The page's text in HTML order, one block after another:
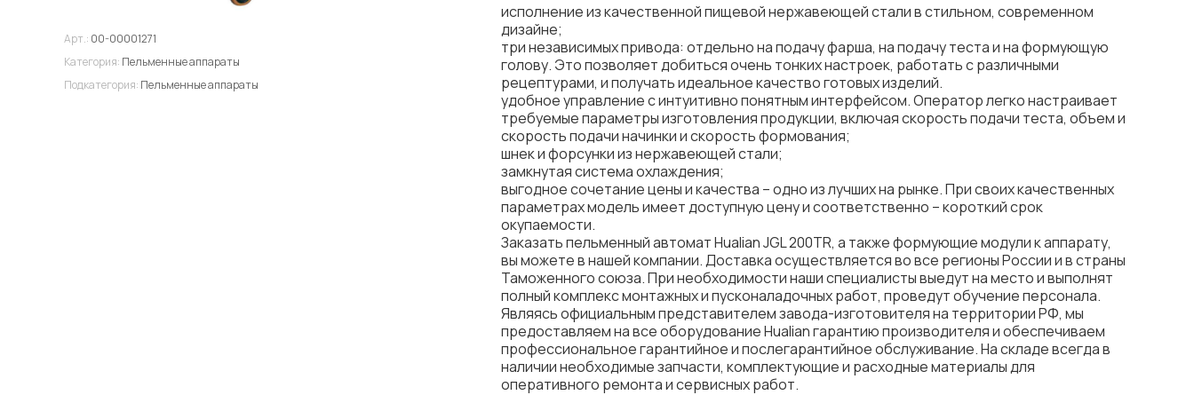
Арт.: 00-00001271
Категория: Пельменные аппараты
Подкатегория: Пельменные аппараты
исполнение из качественной пищевой нержавеющей стали в стильном, современном
дизайне;
три независимых привода: отдельно на подачу фарша, на подачу теста и на формующую
голову. Это позволяет добиться очень тонких настроек, работать с различными
рецептурами, и получать идеальное качество готовых изделий.
удобное управление с интуитивно понятным интерфейсом. Оператор легко настраивает
требуемые параметры изготовления продукции, включая скорость подачи теста, объем и
скорость подачи начинки и скорость формования;
шнек и форсунки из нержавеющей стали;
замкнутая система охлаждения;
выгодное сочетание цены и качества – одно из лучших на рынке. При своих качественных
параметрах модель имеет доступную цену и соответственно – короткий срок
окупаемости.
Заказать пельменный автомат Hualian JGL 200TR, а также формующие модули к аппарату,
вы можете в нашей компании. Доставка осуществляется во все регионы России и в страны
Таможенного союза. При необходимости наши специалисты выедут на место и выполнят
полный комплекс монтажных и пусконаладочных работ, проведут обучение персонала.
Являясь официальным представителем завода-изготовителя на территории РФ, мы
предоставляем на все оборудование Hualian гарантию производителя и обеспечиваем
профессиональное гарантийное и послегарантийное обслуживание. На складе всегда в
наличии необходимые запчасти, комплектующие и расходные материалы для
оперативного ремонта и сервисных работ.